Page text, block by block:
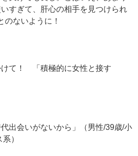
すぎて、肝心の相手を見つけられ
のないように！
けて！ 「積極的に女性と接す
出会いがないから」（男性/39歳/小
）